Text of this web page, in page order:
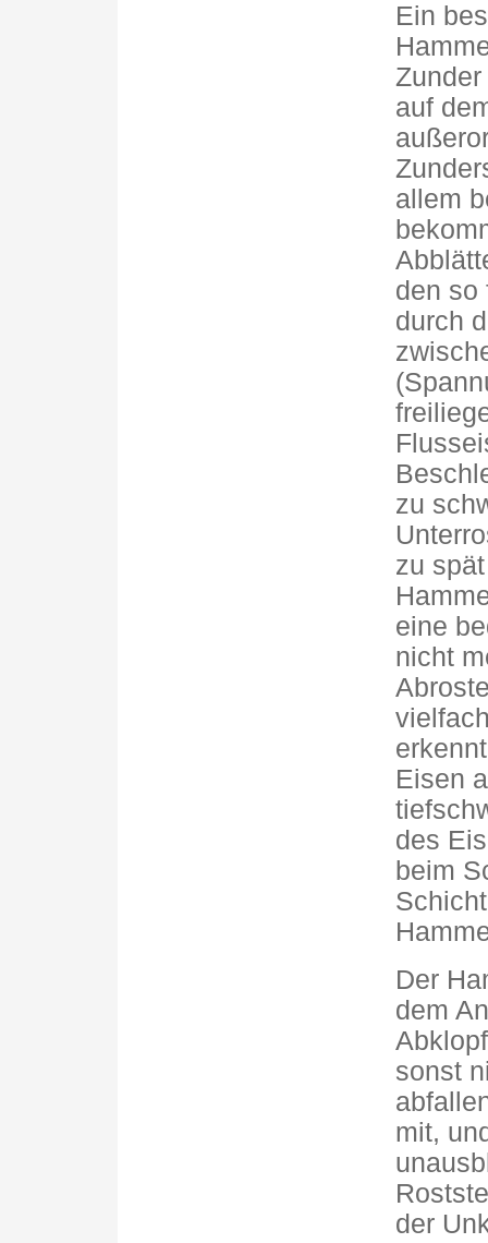
Ein
auf
allem
den so
durch
zu
zu
eine
nicht
Eisen
des
beim
Der
dem
sonst
mit,
der